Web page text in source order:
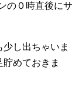
の０時直後にサ
し出ちゃいま
めておきま